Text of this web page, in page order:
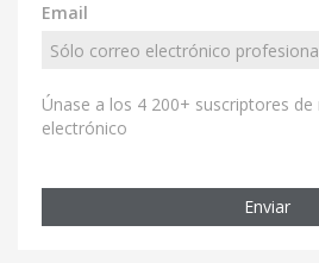
Email
Únase a los 4 200+ suscriptores
electrónico
Enviar